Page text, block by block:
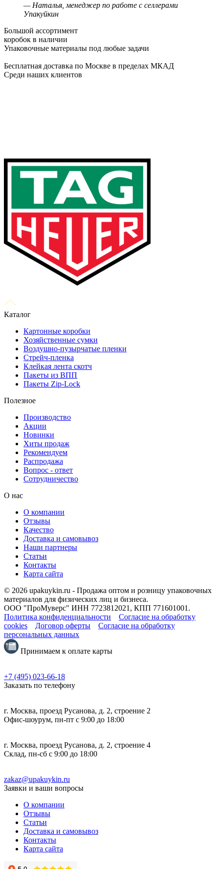
— Наталья, менеджер по работе с селлерами
Упакуйкин
Большой ассортимент
коробок в наличии
Упаковочные материалы под любые задачи
Бесплатная доставка по Москве в пределах МКАД
Среди наших клиентов
Каталог
Картонные коробки
Хозяйственные сумки
Воздушно-пузырчатые пленки
Стрейч-пленка
Клейкая лента скотч
Пакеты из ВПП
Пакеты Zip-Lock
Полезное
Производство
Акции
Новинки
Хиты продаж
Рекомендуем
Распродажа
Вопрос - ответ
Сотрудничество
О нас
О компании
Отзывы
Качество
Доставка и самовывоз
Наши партнеры
Статьи
Контакты
Карта сайта
© 2026 upakuykin.ru - Продажа оптом и розницу упаковочных
материалов для физических лиц и бизнеса.
ООО "ПроМуверс" ИНН 7723812021, КПП 771601001.
Политика конфиденциальности
Согласие на обработку
cookies
Договор оферты
Согласие на обработку
персональных данных
Принимаем к оплате карты
+7 (495) 023-66-18
Заказать по телефону
г. Москва, проезд Русанова, д. 2, строение 2
Офис-шоурум, пн-пт с 9:00 до 18:00
г. Москва, проезд Русанова, д. 2, строение 4
Склад, пн-сб с 9:00 до 18:00
zakaz@upakuykin.ru
Заявки и ваши вопросы
О компании
Отзывы
Статьи
Доставка и самовывоз
Контакты
Карта сайта